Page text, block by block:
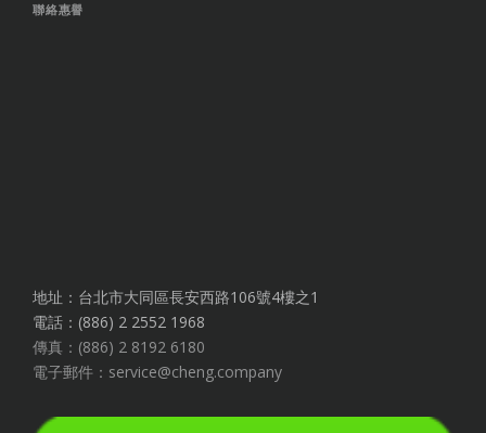
聯絡惠譽
地址：台北市大同區長安西路106號4樓之1
電話：(886) 2 2552 1968
傳真：(886) 2 8192 6180
電子郵件：service@cheng.company